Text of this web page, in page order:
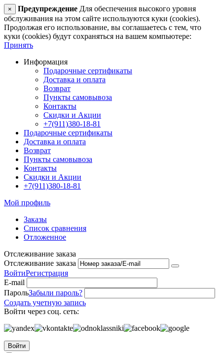
× Предупреждение Для обеспечения высокого уровня
обслуживания на этом сайте используются куки (cookies).
Продолжая его использование, вы соглашаетесь с тем, что
куки (cookies) будут сохраняться на вашем компьютере:
Принять
Информация
Подарочные сертификаты
Доставка и оплата
Возврат
Пункты самовывоза
Контакты
Скидки и Акции
+7(911)380-18-81
Подарочные сертификаты
Доставка и оплата
Возврат
Пункты самовывоза
Контакты
Скидки и Акции
+7(911)380-18-81
Мой профиль
Заказы
Список сравнения
Отложенное
Отслеживание заказа
Отслеживание заказа
ВойтиРегистрация
E-mail
ПарольЗабыли пароль?
Создать учетную запись
Войти через соц. сеть:
Войти